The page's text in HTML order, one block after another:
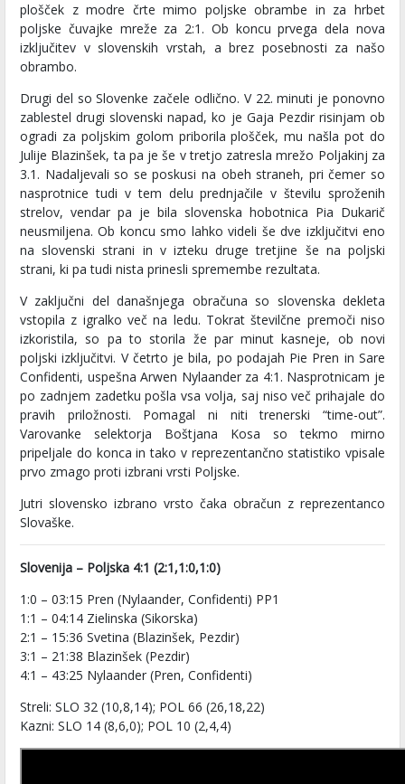
plošček z modre črte mimo poljske obrambe in za hrbet
poljske čuvajke mreže za 2:1. Ob koncu prvega dela nova
izključitev v slovenskih vrstah, a brez posebnosti za našo
obrambo.
Drugi del so Slovenke začele odlično. V 22. minuti je ponovno
zablestel drugi slovenski napad, ko je Gaja Pezdir risinjam ob
ogradi za poljskim golom priborila plošček, mu našla pot do
Julije Blazinšek, ta pa je še v tretjo zatresla mrežo Poljakinj za
3.1. Nadaljevali so se poskusi na obeh straneh, pri čemer so
nasprotnice tudi v tem delu prednjačile v številu sproženih
strelov, vendar pa je bila slovenska hobotnica Pia Dukarič
neusmiljena. Ob koncu smo lahko videli še dve izključitvi eno
na slovenski strani in v izteku druge tretjine še na poljski
strani, ki pa tudi nista prinesli spremembe rezultata.
V zaključni del današnjega obračuna so slovenska dekleta
vstopila z igralko več na ledu. Tokrat številčne premoči niso
izkoristila, so pa to storila že par minut kasneje, ob novi
poljski izključitvi. V četrto je bila, po podajah Pie Pren in Sare
Confidenti, uspešna Arwen Nylaander za 4:1. Nasprotnicam je
po zadnjem zadetku pošla vsa volja, saj niso več prihajale do
pravih priložnosti. Pomagal ni niti trenerski “time-out”.
Varovanke selektorja Boštjana Kosa so tekmo mirno
pripeljale do konca in tako v reprezentančno statistiko vpisale
prvo zmago proti izbrani vrsti Poljske.
Jutri slovensko izbrano vrsto čaka obračun z reprezentanco
Slovaške.
Slovenija – Poljska 4:1 (2:1,1:0,1:0)
1:0 – 03:15 Pren (Nylaander, Confidenti) PP1
1:1 – 04:14 Zielinska (Sikorska)
2:1 – 15:36 Svetina (Blazinšek, Pezdir)
3:1 – 21:38 Blazinšek (Pezdir)
4:1 – 43:25 Nylaander (Pren, Confidenti)
Streli: SLO 32 (10,8,14); POL 66 (26,18,22)
Kazni: SLO 14 (8,6,0); POL 10 (2,4,4)